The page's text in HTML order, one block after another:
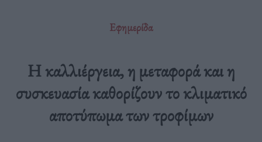
Εφημερίδα
Η καλλιέργεια, η μεταφορά και η
συσκευασία καθορίζουν το κλιματικό
αποτύπωμα των τροφίμων